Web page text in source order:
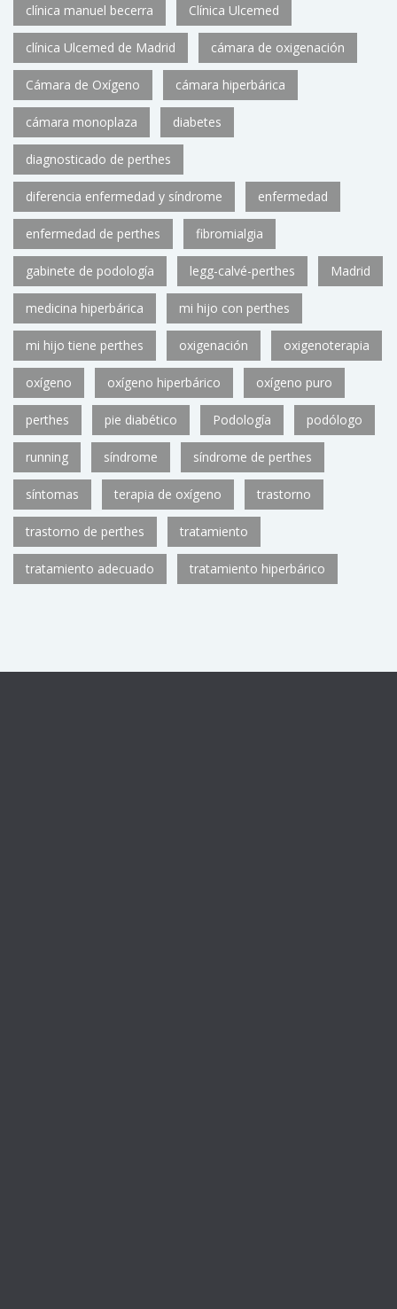
clínica manuel becerra Clínica Ulcemed
clínica Ulcemed de Madrid cámara de oxigenación
Cámara de Oxígeno cámara hiperbárica
cámara monoplaza diabetes
diagnosticado de perthes
diferencia enfermedad y síndrome enfermedad
enfermedad de perthes fibromialgia
gabinete de podología legg-calvé-perthes Madrid
medicina hiperbárica mi hijo con perthes
mi hijo tiene perthes oxigenación oxigenoterapia
oxígeno oxígeno hiperbárico oxígeno puro
perthes pie diabético Podología podólogo
running síndrome síndrome de perthes
síntomas terapia de oxígeno trastorno
trastorno de perthes tratamiento
tratamiento adecuado tratamiento hiperbárico